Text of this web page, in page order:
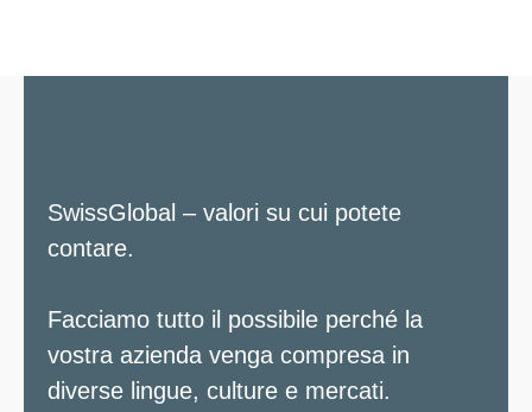
SwissGlobal – valori su cui potete
contare.
Facciamo tutto il possibile perché la
vostra azienda venga compresa in
diverse lingue, culture e mercati.